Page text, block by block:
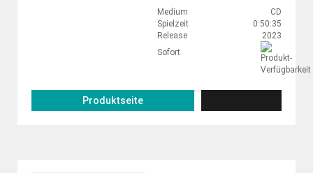
Medium
CD
Spielzeit
0:50:35
Release
2023
Sofort
Produktseite